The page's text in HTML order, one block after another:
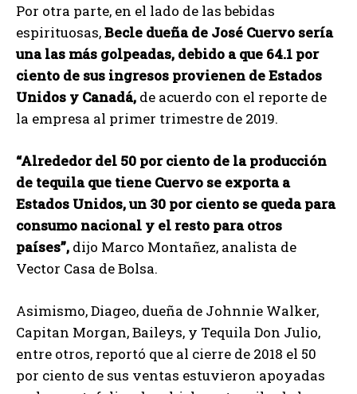
Por otra parte, en el lado de las bebidas
espirituosas,Becle dueña de José Cuervo sería
una las más golpeadas, debido a que 64.1 por
ciento de sus ingresos provienen de Estados
Unidos y Canadá, de acuerdo con el reporte de
la empresa al primer trimestre de 2019.
“Alrededor del 50 por ciento de la producción
de tequila que tiene Cuervo se exporta a
Estados Unidos, un 30 por ciento se queda para
consumo nacional y el resto para otros
países”, dijo Marco Montañez, analista de
Vector Casa de Bolsa.
Asimismo, Diageo, dueña de Johnnie Walker,
Capitan Morgan, Baileys, y Tequila Don Julio,
entre otros, reportó que al cierre de 2018 el 50
por ciento de sus ventas estuvieron apoyadas